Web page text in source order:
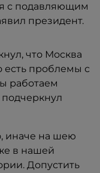
с подавляющим
президент.
что Москва
есть проблемы с
работаем
подчеркнул
иначе на шею
в нашей
Допустить